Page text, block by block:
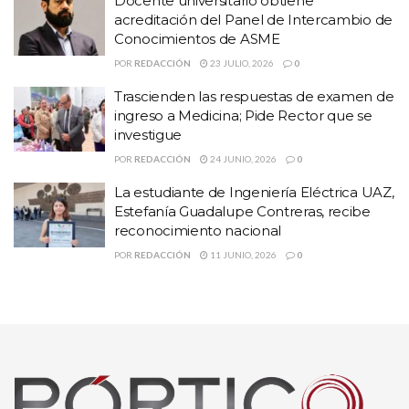
Por su parte la directora de la Unidad Académica, Patricia Lugo
Botello señaló que si bien los estudiantes enviaron su pliego
petitorio, éste no se envió en tiempo y forma, ya que lo entregaron
durante los días inhábiles, además de que se tenía que cumplir con
el calendario escolar, lo cual se dificultaría si se acude al
Congreso.
acreditación del Panel de Intercambio de
Conocimientos de ASME
POR REDACCIÓN 23 JULIO, 2026 0
Trascienden las respuestas de examen de
ingreso a Medicina; Pide Rector que se
investigue
POR REDACCIÓN 24 JUNIO, 2026 0
La estudiante de Ingeniería Eléctrica UAZ,
Estefanía Guadalupe Contreras, recibe
reconocimiento nacional
POR REDACCIÓN 11 JUNIO, 2026 0